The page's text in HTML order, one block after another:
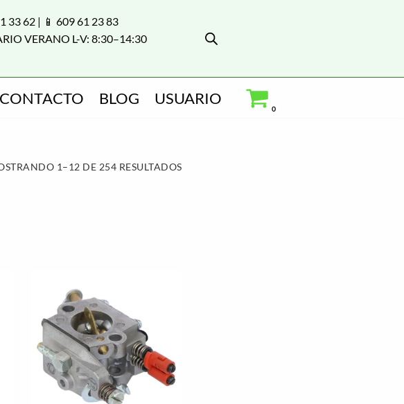
33 62 | 📱 609 61 23 83
VERANO L-V: 8:30–14:30
CONTACTO BLOG USUARIO
0
1–12 DE 254 RESULTADOS